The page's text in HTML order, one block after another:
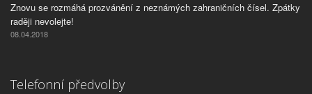
Znovu se rozmáhá prozvánění z neznámých zahraničních čísel. Zpátky
raději nevolejte!
08.04.2018
Telefonní předvolby